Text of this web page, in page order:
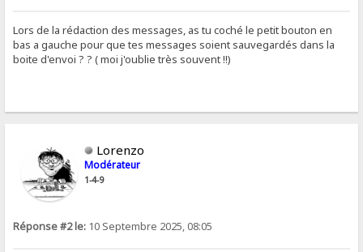
Lors de la rédaction des messages, as tu coché le petit bouton en
bas a gauche pour que tes messages soient sauvegardés dans la
boite d'envoi ? ? ( moi j'oublie très souvent !!)
Lorenzo
Modérateur
1-4-9
Réponse #2 le: 10 Septembre 2025, 08:05